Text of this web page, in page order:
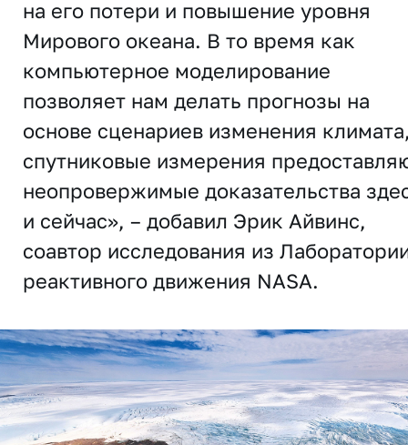
на его потери и повышение уровня
Мирового океана. В то время как
компьютерное моделирование
позволяет нам делать прогнозы на
основе сценариев изменения
спутниковые измерения
неопровержимые доказательства
и сейчас», – добавил Эрик Айвинс,
соавтор исследования из
реактивного движения NASA.